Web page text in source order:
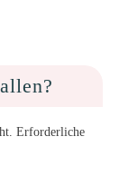
Erforderliche